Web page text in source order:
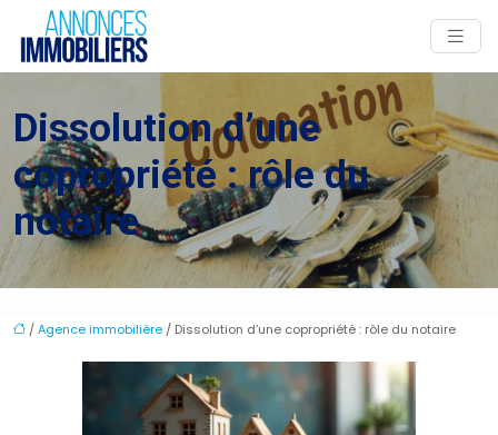
Dissolution d’une
copropriété : rôle du
notaire
/Agence immobilière / Dissolution d’une copropriété : rôle du notaire